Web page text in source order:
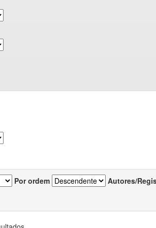
Por ordem Autores/